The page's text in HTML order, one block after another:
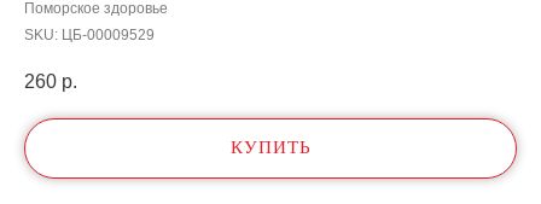
Поморское здоровье
SKU: ЦБ-00009529
260 р.
КУПИТЬ